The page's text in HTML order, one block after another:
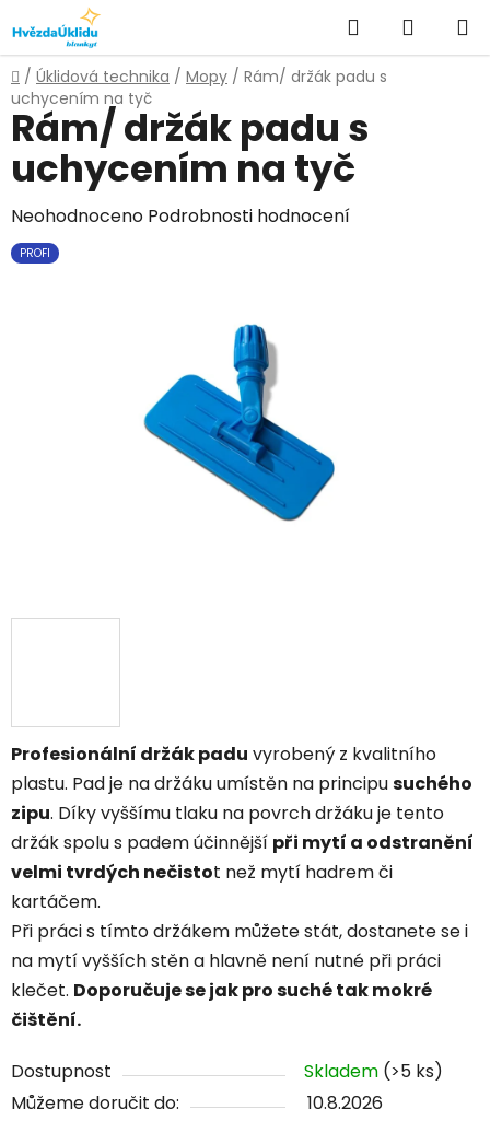
na
obsah
Hledat
KOŠÍK
Domů
/ Úklidová technika / Mopy / Rám/ držák padu s
uchycením na tyč
Profesionální držák padu vyrobený z kvalitního
plastu. Pad je na držáku umístěn na principusuchého
zipu. Díky vyššímu tlaku na povrch držáku je tento
držák spolu s padem účinnější při mytí a odstranění
velmi tvrdých nečistot než mytí hadrem či
kartáčem.
Při práci s tímto držákem můžete stát, dostanete se i
na mytí vyšších stěn a hlavně není nutné při práci
klečet. Doporučuje se jak pro suché tak mokré
čištění.
Dostupnost Skladem (>5 ks)
Můžeme doručit do:
10.8.2026
Rám/ držák padu s
uchycením na tyč
Průměrné
hodnocení
Neohodnoceno Podrobnosti hodnocení
PROFI